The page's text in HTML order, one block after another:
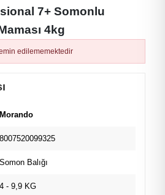
7+ Somonlu
4kg
edilememektedir
Morando
8007520099325
Somon Balığı
4 - 9,9 KG